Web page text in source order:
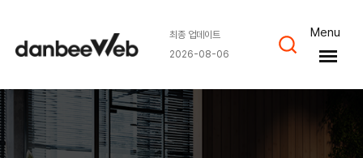
최종 업데이트
2026-08-06
Menu